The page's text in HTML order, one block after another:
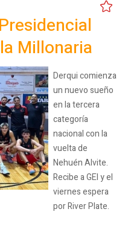
Millonaria
Derqui comienza
un nuevo sueño
en la tercera
categoría
nacional con la
vuelta de
Nehuén Alvite.
Recibe a GEI y el
viernes espera
por River Plate.